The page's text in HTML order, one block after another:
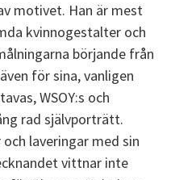
motivet. Han är mest
kvinnogestalter och
börjande från
för sina, vanligen
WSOY:s och
rad självporträtt.
laveringar med sin
vittnar inte